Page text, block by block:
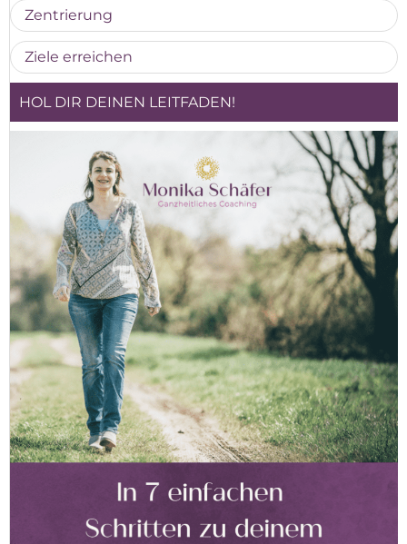
Zentrierung
Ziele erreichen
HOL DIR DEINEN LEITFADEN!